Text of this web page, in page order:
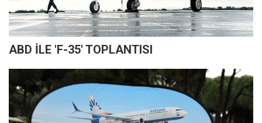
ABD İLE 'F-35' TOPLANTISI